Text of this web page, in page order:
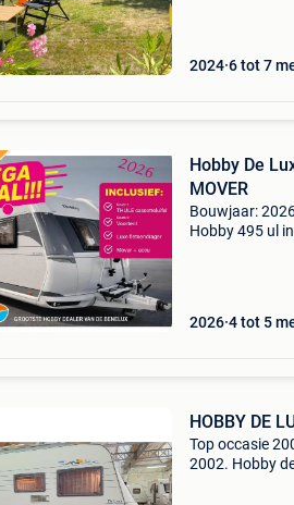
2024 6 tot 7
Hobby De
MOVER
Bouwjaar:
Hobby 495 ul
2026 4 tot 5
HOBBY DE
Top occasie
2002. Hobby